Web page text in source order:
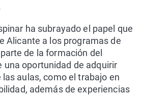
ha subrayado el papel que
Alicante a los programas de
de la formación del
una oportunidad de adquirir
aulas, como el trabajo en
además de experiencias